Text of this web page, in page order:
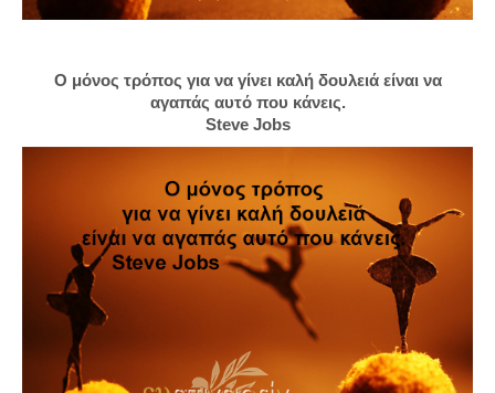
Ο μόνος τρόπος για να γίνει καλή δουλειά είναι να
αγαπάς αυτό που κάνεις.
Steve Jobs